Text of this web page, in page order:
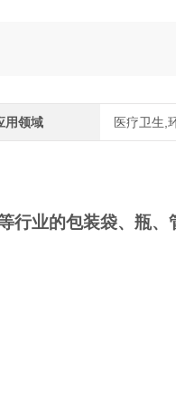
用领域 医疗卫生,
行业的包装袋、瓶